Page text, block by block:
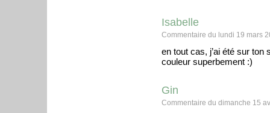
Isabelle
Commentaire du lundi 19 mars
en tout cas, j’ai été sur ton
couleur superbement :)
Gin
Commentaire du dimanche 15